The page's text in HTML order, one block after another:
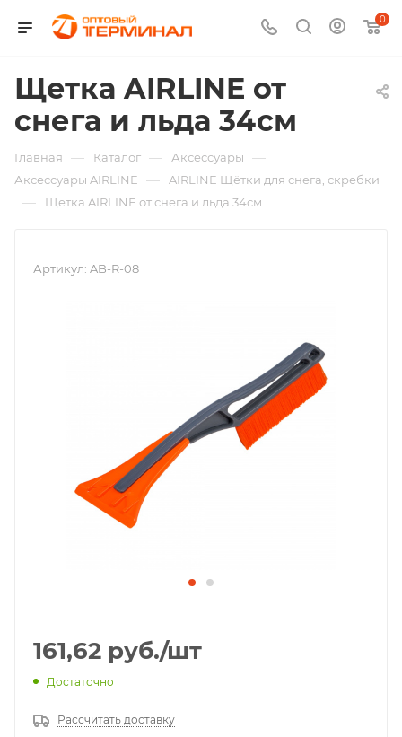
0
Щетка AIRLINE от
снега и льда 34см
Главная — Каталог — Аксессуары —
Аксессуары AIRLINE — AIRLINE Щётки для снега, скребки
— Щетка AIRLINE от снега и льда 34см
Артикул: AB-R-08
161,62 руб./шт
Достаточно
Рассчитать доставку